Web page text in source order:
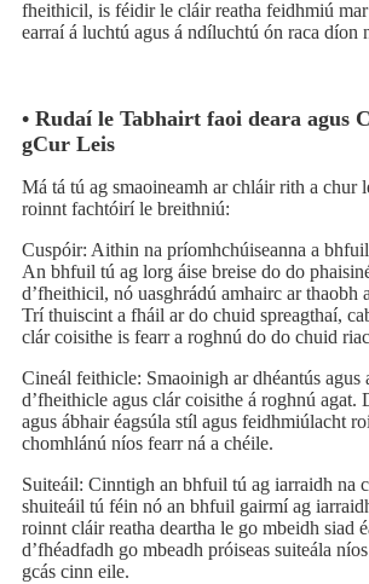
fheithicil, is féidir le cláir reatha feidhmiú mar
earraí á luchtú agus á ndíluchtú ón raca díon
• Rudaí le Tabhairt faoi deara agus
gCur Leis
Má tá tú ag smaoineamh ar chláir rith a chur
roinnt fachtóirí le breithniú:
Cuspóir: Aithin na príomhchúiseanna a
An bhfuil tú ag lorg áise breise do do
d’fheithicil, nó uasghrádú amhairc ar thaobh
Trí thuiscint a fháil ar do chuid spreagthaí,
clár coisithe is fearr a roghnú do do chuid
Cineál feithicle: Smaoinigh ar dhéantús agus
d’fheithicle agus clár coisithe á roghnú agat.
agus ábhair éagsúla stíl agus feidhmiúlacht
chomhlánú níos fearr ná a chéile.
Suiteáil: Cinntigh an bhfuil tú ag iarraidh na
shuiteáil tú féin nó an bhfuil gairmí ag
roinnt cláir reatha deartha le go mbeidh siad
d’fhéadfadh go mbeadh próiseas suiteála
gcás cinn eile.